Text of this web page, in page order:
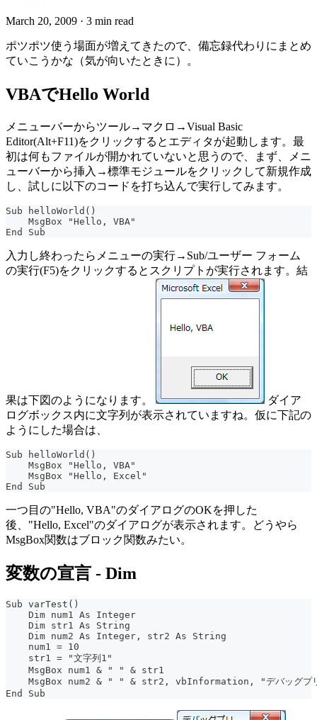
March 20, 2009 · 3 min read
ポツポツ使う場面が増えてきたので、備忘録代わりにまとめ
ていこうかな（気が向いたときに）。
VBAでHello World
メニューバーからツール→マクロ→Visual Basic
Editor(Alt+F11)をクリックするとエディタが起動します。最
初は何もファイルが開かれていないと思うので、まず、メニ
ューバーから挿入→標準モジュールをクリックして新規作成
し、試しに以下のコードを打ち込んで実行してみます。
Sub helloWorld()
    MsgBox "Hello, VBA"
End Sub
入力し終わったらメニューの実行→Sub/ユーザー フォーム
の実行(F5)をクリックするとスクリプトが実行されます。結
果は下図のようになります。
ダイア
ログボックス内に文字列が表示されていますね。仮に下記の
ようにした場合は、
Sub helloWorld()
    MsgBox "Hello, VBA"
    MsgBox "Hello, Excel"
End Sub
一つ目の"Hello, VBA"のダイアログのOKを押した
後、"Hello, Excel"のダイアログが表示されます。どうやら
MsgBox関数はブロック関数みたい。
変数の宣言 - Dim
Sub varTest()
    Dim num1 As Integer
    Dim str1 As String
    Dim num2 As Integer, str2 As String
    num1 = 10
    str1 = "文字列1"
    MsgBox num1 & " " & str1
MsgBox num2 & " " & str2, vbInformation, "デバッグプ
End Sub